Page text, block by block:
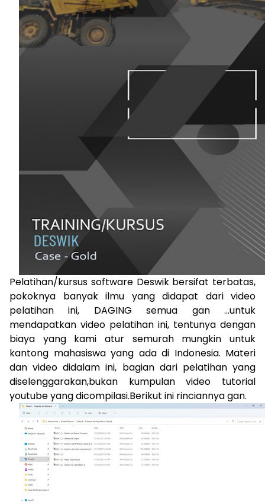
Pelatihan/kursus software Deswik bersifat terbatas,
pokoknya banyak ilmu yang didapat dari video
pelatihan ini, DAGING semua gan …untuk
mendapatkan video pelatihan ini, tentunya dengan
biaya yang kami atur semurah mungkin untuk
kantong mahasiswa yang ada di Indonesia. Materi
dan video didalam ini, bagian dari pelatihan yang
diselenggarakan,bukan kumpulan video tutorial
youtube yang dicompilasi.Berikut ini rinciannya gan.